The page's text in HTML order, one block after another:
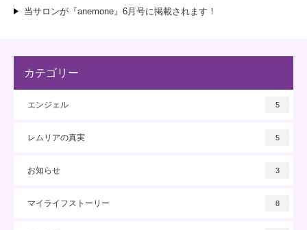
当サロンが『anemone』6月号に掲載されます！
カテゴリー
エンジェル 5
レムリアの真実 5
お知らせ 3
マイライフストーリー 8